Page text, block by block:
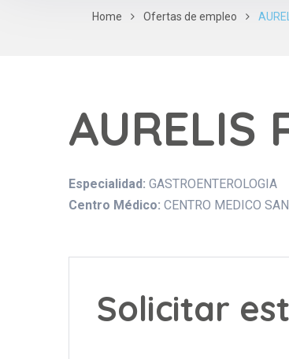
Home Ofertas de empleo
AURELIS
Especialidad: GASTROENTEROLOGIA
Centro Médico: CENTRO MEDICO
Solicitar